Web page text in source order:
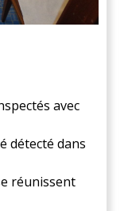
avec
détecté dans
réunissent